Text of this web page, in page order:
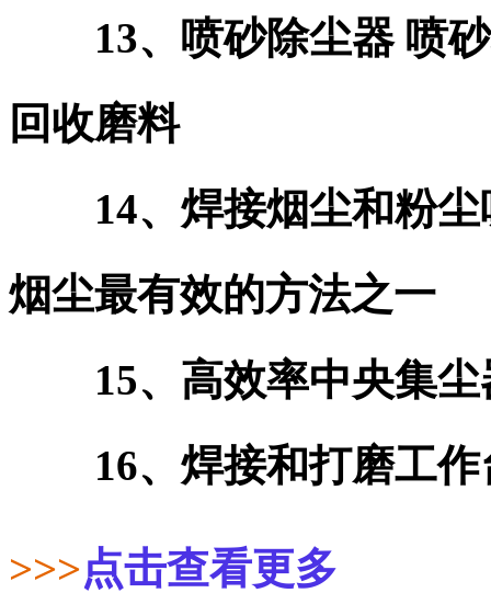
13、喷砂除尘器 喷砂
回收磨料
14、焊接烟尘和粉尘
烟尘最有效的方法之一
15、高效率中央集尘
16、焊接和打磨工作
>>>点击查看更多